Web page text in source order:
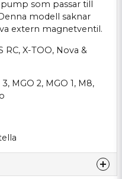
som passar till
modell saknar
extern magnetventil.
RC, X-TOO, Nova &
MGO 2, MGO 1, M8,